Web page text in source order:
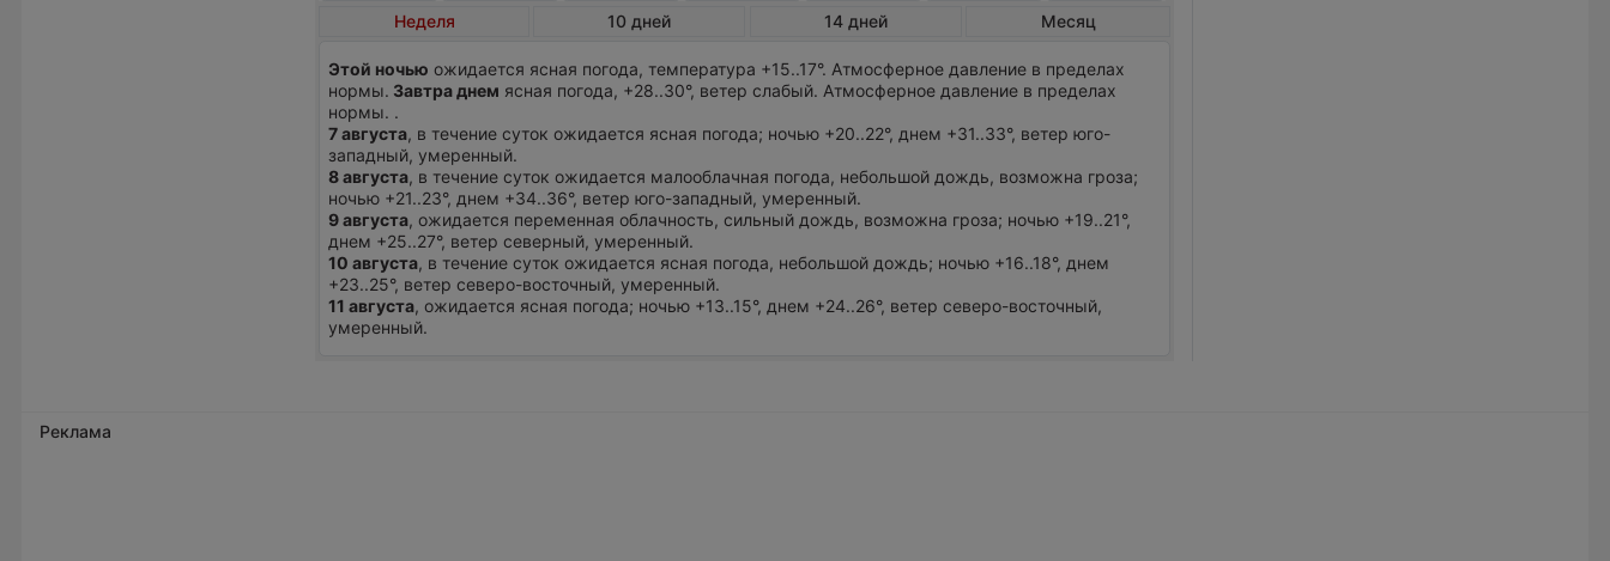
Неделя 10 дней 14 дней Месяц
Этой ночью ожидается ясная погода, температура +15..17°. Атмосферное давление в пределах
нормы. Завтра днем ясная погода, +28..30°, ветер слабый. Атмосферное давление в пределах
нормы. .
7 августа, в течение суток ожидается ясная погода; ночью +20..22°, днем +31..33°, ветер юго-
западный, умеренный.
8 августа, в течение суток ожидается малооблачная погода, небольшой дождь, возможна гроза;
ночью +21..23°, днем +34..36°, ветер юго-западный, умеренный.
9 августа, ожидается переменная облачность, сильный дождь, возможна гроза; ночью +19..21°,
днем +25..27°, ветер северный, умеренный.
10 августа, в течение суток ожидается ясная погода, небольшой дождь; ночью +16..18°, днем
+23..25°, ветер северо-восточный, умеренный.
11 августа, ожидается ясная погода; ночью +13..15°, днем +24..26°, ветер северо-восточный,
умеренный.
Реклама